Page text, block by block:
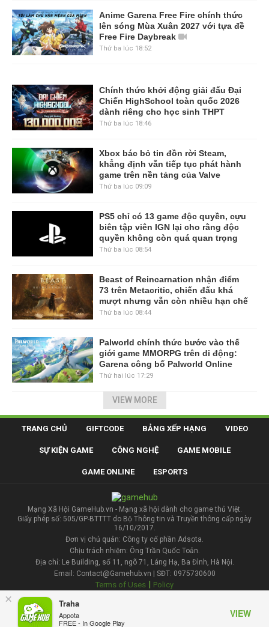
× Traha
Appota
FREE - In Google Play
VIEW
Anime Garena Free Fire chính thức
lên sóng Mùa Xuân 2027 với tựa đề
Free Fire Daybreak
Thứ ba lúc 18:52
Chính thức khởi động giải đấu Đại
Chiến HighSchool toàn quốc 2026
dành riêng cho học sinh THPT
Thứ ba lúc 18:46
Xbox bác bỏ tin đồn rời Steam,
khẳng định vẫn tiếp tục phát hành
game trên nền tảng của Valve
Thứ ba lúc 09:09
PS5 chỉ có 13 game độc quyền, cựu
biên tập viên IGN lại cho rằng độc
quyền không còn quá quan trọng
Thứ ba lúc 08:54
Beast of Reincarnation nhận điểm
73 trên Metacritic, chiến đấu khá
mượt nhưng vẫn còn nhiều hạn chế
Thứ ba lúc 08:44
Palworld chính thức bước vào thế
giới game MMORPG trên di động:
Garena công bố Palworld Online
Thứ hai lúc 17:29
VIEW MORE
TRANG CHỦ GIFTCODE BẢNG XẾP HẠNG VIDEO
SỰ KIỆN GAME CÔNG NGHỆ GAME MOBILE
GAME ONLINE ESPORTS
Mạng Xã Hội GameHub.vn - Mạng xã hội dành cho game thủ Việt.
Giấy phép số: 505/GP-BTTTT do Bộ Thông tin và Truyền thông cấp ngày
16/10/2017.
Đơn vị chủ quản: Công ty cổ phần Adsota.
Chịu trách nhiệm: Ông Trần Quốc Toản.
Địa chỉ: Le Building, số 11, ngõ 71, Láng Hạ, Ba Đình, Hà Nội.
Email: Contact@Gamehub.vn | SĐT: 0975730600
Terms of Uses | Policy